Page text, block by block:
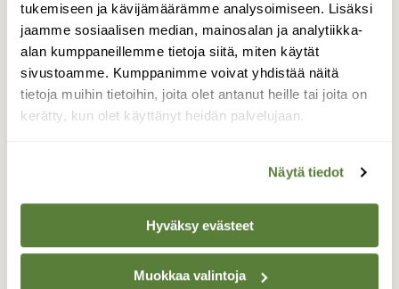
tukemiseen ja kävijämäärämme analysoimiseen. Lisäksi
jaamme sosiaalisen median, mainosalan ja analytiikka-
alan kumppaneillemme tietoja siitä, miten käytät
sivustoamme. Kumppanimme voivat yhdistää näitä
tietoja muihin tietoihin, joita olet antanut heille tai joita on
kerätty, kun olet käyttänyt heidän palvelujaan.
Näytä tiedot
Hyväksy evästeet
Muokkaa valintoja
Korennot
Kesä ja syksy ovat korentojen aikaa. Kuvattu
9.7.2016.
Valokuvaaja: Kari Saarinen, Lempäälä 9.7.2016